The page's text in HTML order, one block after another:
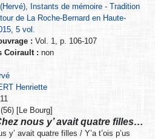
Instants de mémoire - Tradition
de La Roche-Bernard en Haute-
5 vol.
: Vol. 1, p. 106-107
Coirault : non
Henriette
(56) [Le Bourg]
nous y’ avait quatre filles…
y’ avait quatre filles / Y’a t’ois p’us